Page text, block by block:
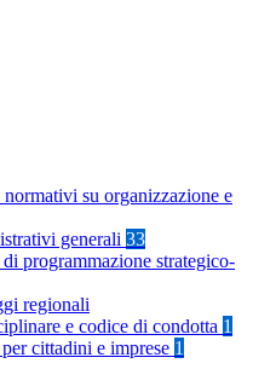
su organizzazione e
generali 33
programmazione strategico-
regionali
e codice di condotta 1
cittadini e imprese 1